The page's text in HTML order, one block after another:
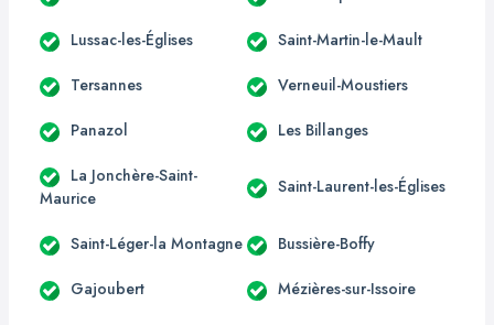
Lussac-les-Églises Saint-Martin-le-Mault
Tersannes Verneuil-Moustiers
Panazol Les Billanges
La Jonchère-Saint-
Maurice
Saint-Laurent-les-Églises
Saint-Léger-la Montagne Bussière-Boffy
Gajoubert Mézières-sur-Issoire